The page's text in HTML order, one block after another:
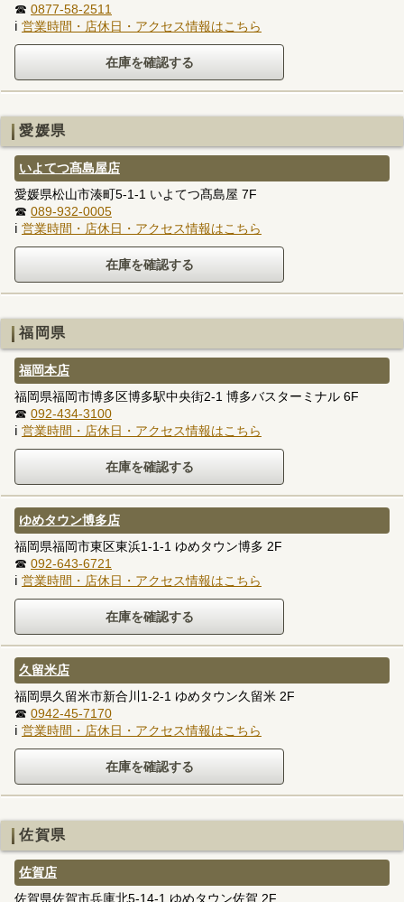
☎ 0877-58-2511
ℹ 営業時間・店休日・アクセス情報はこちら
愛媛県
いよてつ髙島屋店
愛媛県松山市湊町5-1-1 いよてつ髙島屋 7F
☎ 089-932-0005
ℹ 営業時間・店休日・アクセス情報はこちら
福岡県
福岡本店
福岡県福岡市博多区博多駅中央街2-1 博多バスターミナル 6F
☎ 092-434-3100
ℹ 営業時間・店休日・アクセス情報はこちら
ゆめタウン博多店
福岡県福岡市東区東浜1-1-1 ゆめタウン博多 2F
☎ 092-643-6721
ℹ 営業時間・店休日・アクセス情報はこちら
久留米店
福岡県久留米市新合川1-2-1 ゆめタウン久留米 2F
☎ 0942-45-7170
ℹ 営業時間・店休日・アクセス情報はこちら
佐賀県
佐賀店
佐賀県佐賀市兵庫北5-14-1 ゆめタウン佐賀 2F